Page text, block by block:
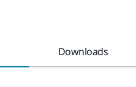
Downloads